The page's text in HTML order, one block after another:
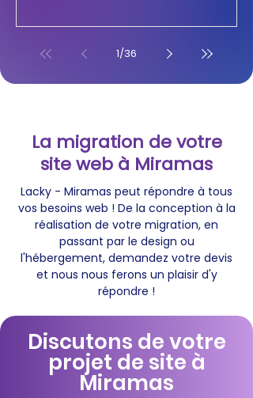
1/36
La migration de votre
site web à Miramas
Lacky - Miramas peut répondre à tous
vos besoins web ! De la conception à la
réalisation de votre migration, en
passant par le design ou
l'hébergement, demandez votre devis
et nous nous ferons un plaisir d'y
répondre !
Discutons de votre
projet de site à
Miramas